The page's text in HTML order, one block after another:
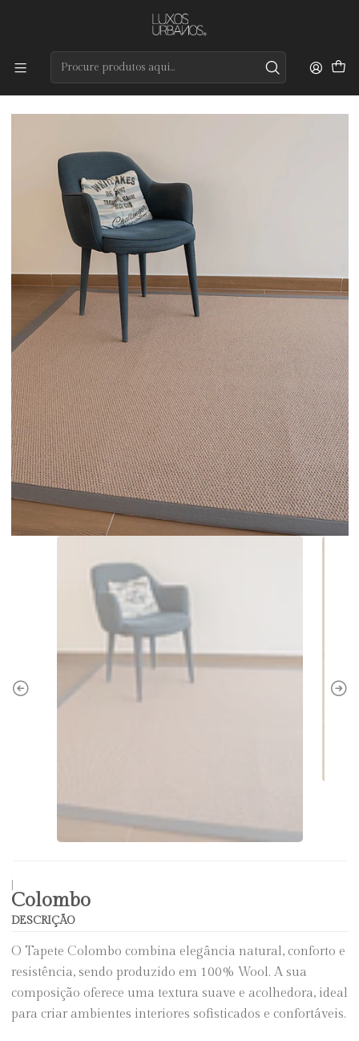
Preços de qualidade e entrega rápida
Colombo
DESCRIÇÃO
O Tapete Colombo combina elegância natural, conforto e
resistência, sendo produzido em 100% Wool. A sua
composição oferece uma textura suave e acolhedora, ideal
para criar ambientes interiores sofisticados e confortáveis.